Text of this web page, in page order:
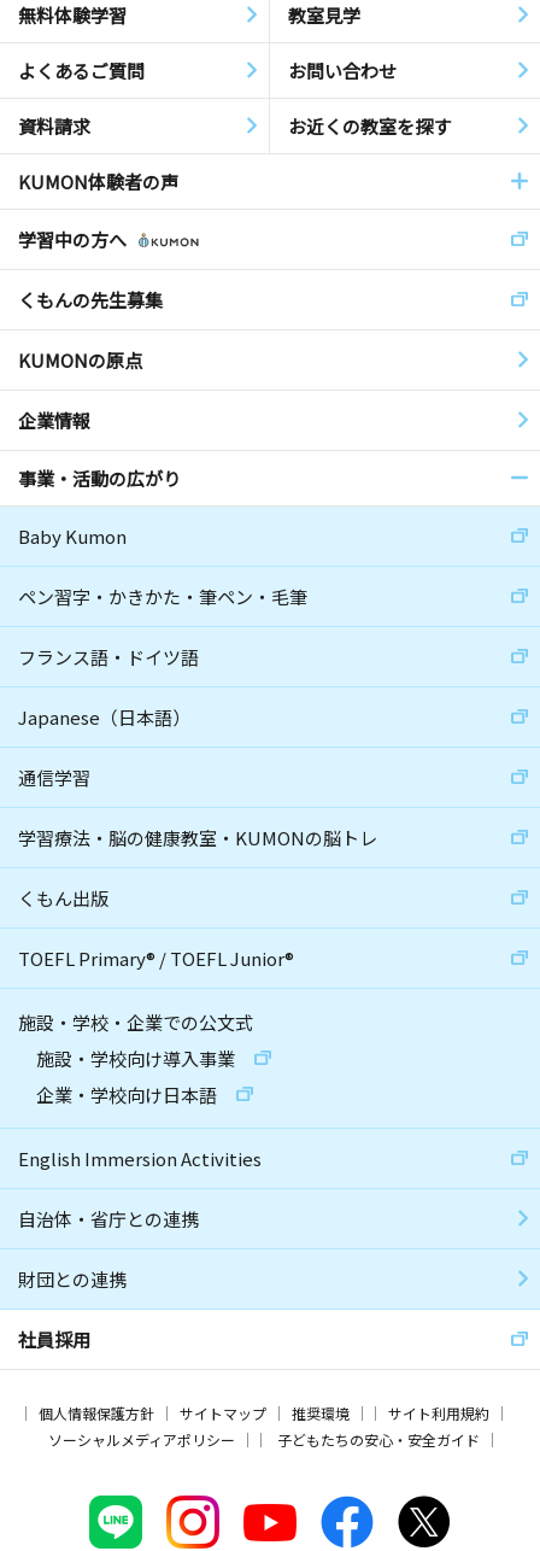
無料体験学習 教室見学
よくあるご質問 お問い合わせ
資料請求 お近くの教室を探す
KUMON体験者の声
学習中の方へ
くもんの先生募集
KUMONの原点
企業情報
事業・活動の広がり
Baby Kumon
ペン習字・かきかた・筆ペン・毛筆
フランス語・ドイツ語
Japanese（日本語）
通信学習
学習療法・脳の健康教室・KUMONの脳トレ
くもん出版
TOEFL Primary® /TOEFL Junior®
施設・学校・企業での公文式
施設・学校向け導入事業
企業・学校向け日本語
English Immersion Activities
自治体・省庁との連携
財団との連携
社員採用
個人情報保護方針 サイトマップ 推奨環境
サイト利用規約
ソーシャルメディアポリシー
子どもたちの安心・安全ガイド